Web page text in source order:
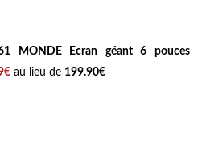
MONDE
Ecran géant 6 pouces
au lieu de 199.90€